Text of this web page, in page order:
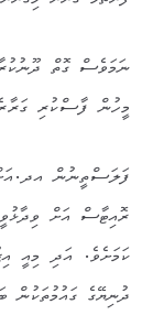
ނަމަވެސް ގޮތް
މީހުން ފާސްކުރި
ފަލަސްތީނުން
ރޮއިޓާސް އަށް
ކަމަށެވެ. އަދި މިއީ
ދުނިޔޭގެ